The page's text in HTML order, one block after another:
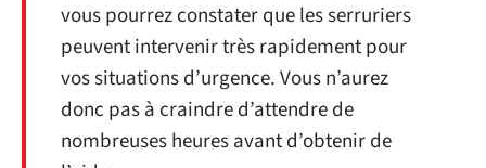
vous pourrez constater que les serruriers
peuvent intervenir très rapidement pour
vos situations d’urgence. Vous n’aurez
donc pas à craindre d’attendre de
nombreuses heures avant d’obtenir de